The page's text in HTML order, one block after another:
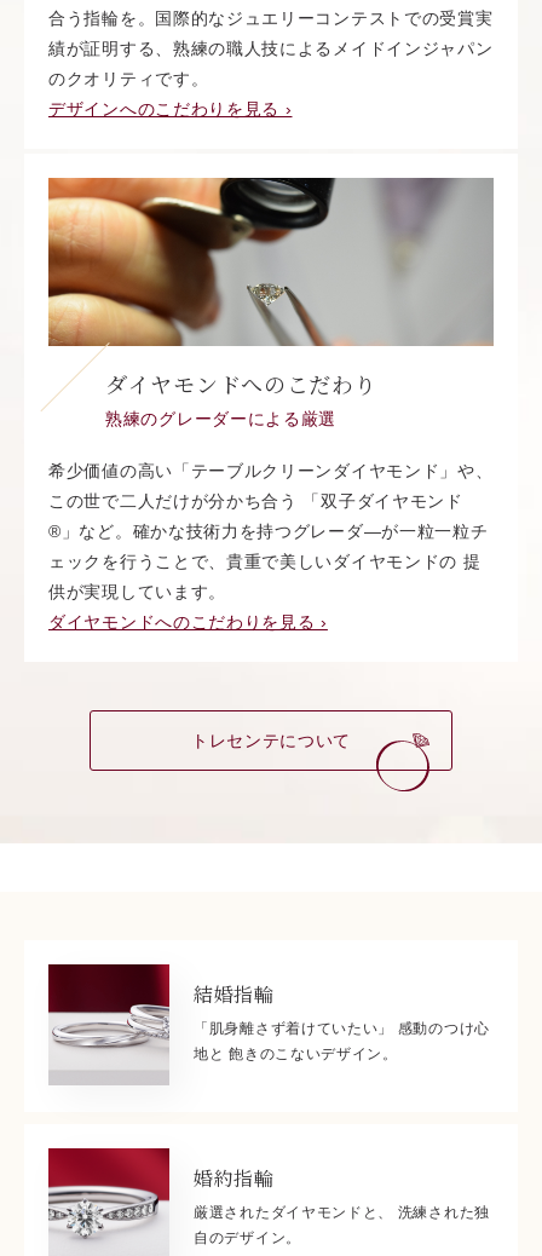
合う指輪を。国際的なジュエリーコンテストでの受賞実
績が証明する、熟練の職人技によるメイドインジャパン
のクオリティです。
デザインへのこだわりを見る ›
ダイヤモンドへのこだわり
熟練のグレーダーによる厳選
希少価値の高い「テーブルクリーンダイヤモンド」や、
この世で二人だけが分かち合う 「双子ダイヤモンド
®︎」など。確かな技術力を持つグレーダ―が一粒一粒チ
ェックを行うことで、貴重で美しいダイヤモンドの 提
供が実現しています。
ダイヤモンドへのこだわりを見る ›
トレセンテについて
結婚指輪
「肌身離さず着けていたい」 感動のつけ心
地と 飽きのこないデザイン。
婚約指輪
厳選されたダイヤモンドと、 洗練された独
自のデザイン。